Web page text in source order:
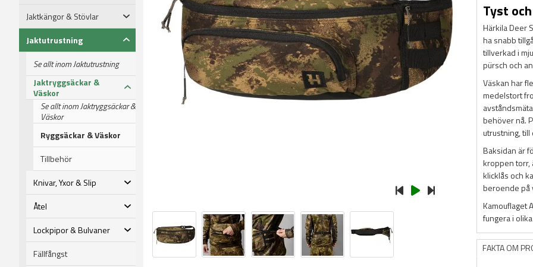
Jaktkängor & Stövlar
Jaktutrustning
Se allt inom Jaktutrustning
Jaktryggsäckar &
Väskor
Se allt inom Jaktryggsäckar &
Väskor
Ryggsäckar & Väskor
Tillbehör
Knivar, Yxor & Slip
Åtel
Lockpipor & Bulvaner
Fällfångst
Tyst
Härkila Deer
ha snabb
tillverkad i
pürsch och
Väskan har
medelstort
behöver nå.
utrustning,
Baksidan är
kroppen torr,
klicklås och
beroende på
Kamouflaget
fungera i
FAKTA OM